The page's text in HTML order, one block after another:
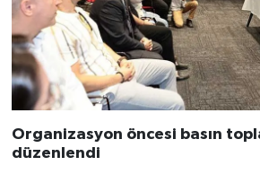
Organizasyon öncesi basın
düzenlendi